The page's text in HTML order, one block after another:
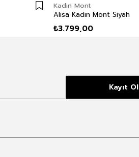
Kadın Mont
Alisa Kadın Mont Siyah
₺3.799,00
Kayıt Ol